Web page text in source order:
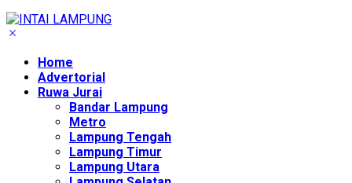
Home
Advertorial
Ruwa Jurai
Bandar Lampung
Metro
Lampung Tengah
Lampung Timur
Lampung Utara